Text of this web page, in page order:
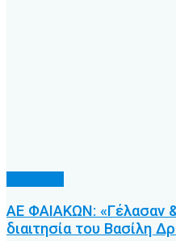
ΑΕ ΦΑΙΑΚΩΝ: «Γέλασαν
διαιτησία του Βασίλη